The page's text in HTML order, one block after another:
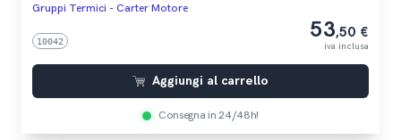
Gruppi Termici - Carter Motore
10042 53,50 €
iva inclusa
Aggiungi al carrello
Consegna in 24/48h!